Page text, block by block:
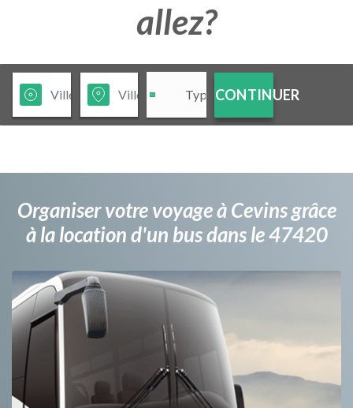
allez?
CONTINUER
Organiser votre voyage à Cevins grâce
à la location d'un bus dans le 47420